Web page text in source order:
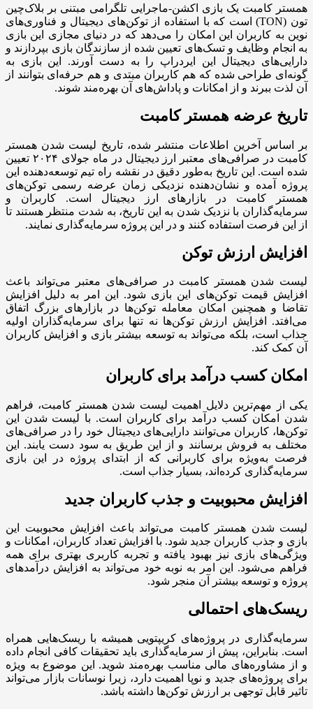
همستر کامبت یک بازی اکشن-ماجرایی تلگرامی مبتنی بر بلاک‌چین
تون (TON) است که با استفاده از توکن‌های دیجیتال و فناوری‌های
نوین به کاربران این امکان را می‌دهد که در دنیای مجازی این بازی
به انجام وظایف و تسک‌های تعیین شده از سازندگان بازی بپردازند و
دارایی‌های دیجیتال این ایردراپ را به دست آورند. این بازی به
گونه‌ای طراحی شده که هم کاربران مبتدی و هم حرفه‌ای بتوانند از
آن لذت ببرند و از امکانات و پاداش‌های آن بهره‌مند شوند.
تاریخ عرضه همستر کامبت
بر اساس آخرین اطلاعات منتشر شده، تاریخ لیست شدن همستر
کامبت در صرافی‌های معتبر ارز دیجیتال در ماه جولای ۲۰۲۴ تعیین
شده است. این تاریخ به‌طور دقیق در نقشه راه تیم توسعه‌دهنده این
پروژه آمده و نشان‌دهنده نزدیکی زمان عرضه رسمی توکن‌های
همستر کامبت در بازارهای ارز دیجیتال است. کاربران و
سرمایه‌گذاران با نزدیک شدن به این تاریخ، به شدت منتظر هستند تا
از این فرصت استفاده کنند و در این پروژه سرمایه‌گذاری نمایند.
افزایش ارزش توکن
لیست شدن همستر کامبت در صرافی‌های معتبر می‌تواند باعث
افزایش قیمت توکن‌های این بازی شود. این امر به دلیل افزایش
تقاضا و همچنین امکان معامله توکن‌ها در بازارهای بزرگ اتفاق
می‌افتد. افزایش ارزش توکن‌ها نه تنها برای سرمایه‌گذاران اولیه
جذاب است، بلکه می‌تواند به توسعه بیشتر بازی و افزایش کاربران
آن کمک کند.
امکان کسب درآمد برای کاربران
یکی از مهم‌ترین دلایل اهمیت لیست شدن همستر کامبت، فراهم
شدن امکان کسب درآمد برای کاربران است. با لیست شدن این
توکن‌ها، کاربران می‌توانند دارایی‌های دیجیتال خود را در صرافی‌های
مختلف به فروش برسانند و از این طریق به سود دست یابند. این
فرصت به‌ویژه برای کاربرانی که از ابتدای پروژه در این بازی
سرمایه‌گذاری کرده‌اند، بسیار جذاب است.
افزایش محبوبیت و جذب کاربران جدید
لیست شدن همستر کامبت می‌تواند باعث افزایش محبوبیت این
بازی و جذب کاربران جدید شود. با افزایش تعداد کاربران، امکانات و
ویژگی‌های بازی نیز بهبود یافته و تجربه کاربری بهتری برای همه
فراهم می‌شود. این امر به نوبه خود می‌تواند به افزایش درآمدهای
پروژه و توسعه بیشتر آن منجر شود.
ریسک‌های احتمالی
سرمایه‌گذاری در پروژه‌های کریپتویی همیشه با ریسک‌هایی همراه
است. بنابراین، پیش از سرمایه‌گذاری باید تحقیقات کافی انجام داده
و از مشاوره‌های مالی مناسب بهره‌مند شوید. این موضوع به ویژه
برای پروژه‌های جدید و نوپا اهمیت دارد، زیرا نوسانات بازار می‌تواند
تاثیر قابل توجهی بر ارزش توکن‌ها داشته باشد.